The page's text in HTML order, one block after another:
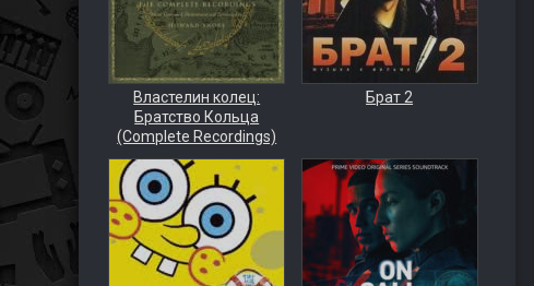
Властелин колец:
Братство Кольца
(Complete Recordings)
Брат 2